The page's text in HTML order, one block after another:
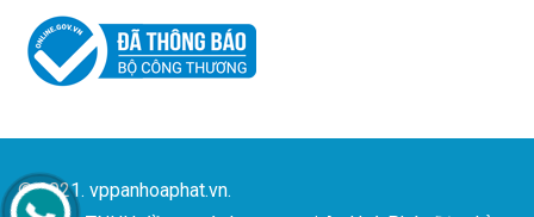
© 2021. vppanhoaphat.vn.